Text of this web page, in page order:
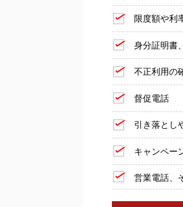
限度額や利
身分証明書
不正利用の
督促電話
引き落とし
キャンペー
営業電話、